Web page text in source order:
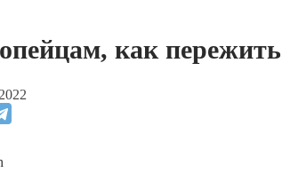
как пережить